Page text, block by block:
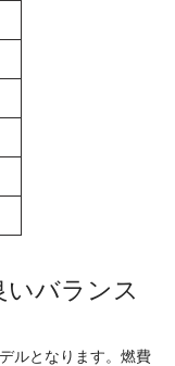
いバランス
ルとなります。燃費